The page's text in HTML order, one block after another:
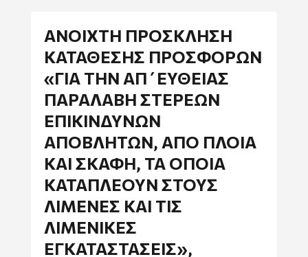
ΑΝΟΙΧΤΉ ΠΡΌΣΚΛΗΣΗ
ΚΑΤΆΘΕΣΗΣ ΠΡΟΣΦΟΡΏΝ
«ΓΙΑ ΤΗΝ ΑΠ΄ΕΥΘΕΊΑΣ
ΠΑΡΑΛΑΒΉ ΣΤΕΡΕΏΝ
ΕΠΙΚΊΝΔΥΝΩΝ
ΑΠΟΒΛΉΤΩΝ, ΑΠΌ ΠΛΟΊΑ
ΚΑΙ ΣΚΆΦΗ, ΤΑ ΟΠΟΊΑ
ΚΑΤΑΠΛΈΟΥΝ ΣΤΟΥΣ
ΛΙΜΈΝΕΣ ΚΑΙ ΤΙΣ
ΛΙΜΕΝΙΚΈΣ
ΕΓΚΑΤΑΣΤΆΣΕΙΣ»,